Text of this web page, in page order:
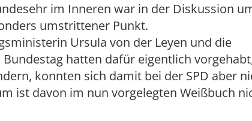
im Inneren war in der Diskussion
umstrittener Punkt.
Ursula von der Leyen und die
hatten dafür eigentlich
konnten sich damit bei der SPD aber
ist davon im nun vorgelegten Weißbuch